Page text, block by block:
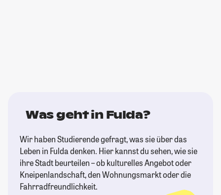
Was geht in Fulda?
Wir haben Studierende gefragt, was sie über das
Leben in Fulda denken. Hier kannst du sehen, wie sie
ihre Stadt beurteilen – ob kulturelles Angebot oder
Kneipenlandschaft, den Wohnungsmarkt oder die
Fahrradfreundlichkeit.